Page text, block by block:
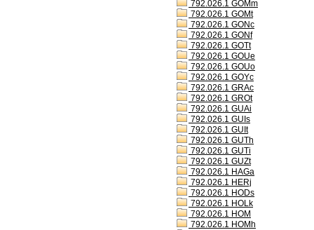
792.026.1 GOMm
792.026.1 GOMt
792.026.1 GONc
792.026.1 GONf
792.026.1 GOTt
792.026.1 GOUe
792.026.1 GOUo
792.026.1 GOYc
792.026.1 GRAc
792.026.1 GROt
792.026.1 GUAi
792.026.1 GUIs
792.026.1 GUIt
792.026.1 GUTh
792.026.1 GUTi
792.026.1 GUZt
792.026.1 HAGa
792.026.1 HERj
792.026.1 HODs
792.026.1 HOLk
792.026.1 HOM
792.026.1 HOMh